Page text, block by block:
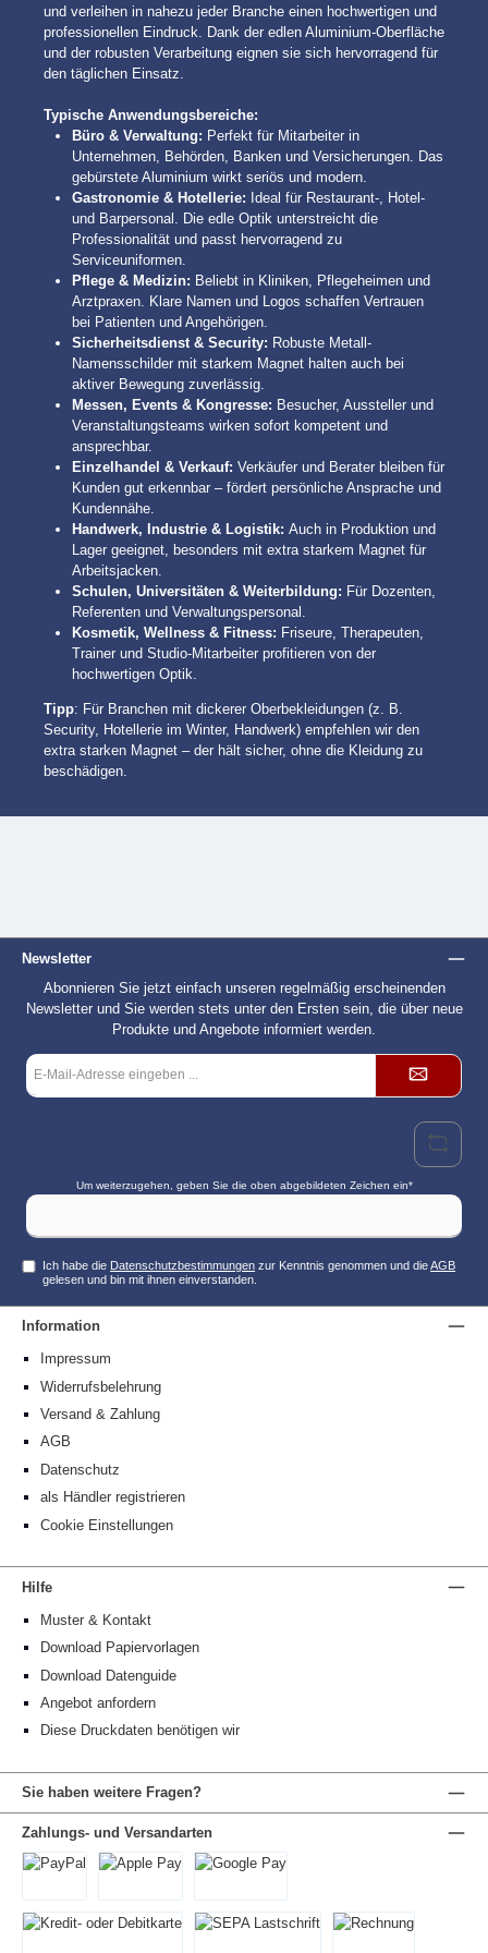
und verleihen in nahezu jeder Branche einen hochwertigen und
professionellen Eindruck. Dank der edlen Aluminium-Oberfläche
und der robusten Verarbeitung eignen sie sich hervorragend für
den täglichen Einsatz.
Typische Anwendungsbereiche:
Büro & Verwaltung: Perfekt für Mitarbeiter in
Unternehmen, Behörden, Banken und Versicherungen. Das
gebürstete Aluminium wirkt seriös und modern.
Gastronomie & Hotellerie: Ideal für Restaurant-, Hotel-
und Barpersonal. Die edle Optik unterstreicht die
Professionalität und passt hervorragend zu
Serviceuniformen.
Pflege & Medizin: Beliebt in Kliniken, Pflegeheimen und
Arztpraxen. Klare Namen und Logos schaffen Vertrauen
bei Patienten und Angehörigen.
Sicherheitsdienst & Security: Robuste Metall-
Namensschilder mit starkem Magnet halten auch bei
aktiver Bewegung zuverlässig.
Messen, Events & Kongresse: Besucher, Aussteller und
Veranstaltungsteams wirken sofort kompetent und
ansprechbar.
Einzelhandel & Verkauf: Verkäufer und Berater bleiben für
Kunden gut erkennbar – fördert persönliche Ansprache und
Kundennähe.
Handwerk, Industrie & Logistik: Auch in Produktion und
Lager geeignet, besonders mit extra starkem Magnet für
Arbeitsjacken.
Schulen, Universitäten & Weiterbildung: Für Dozenten,
Referenten und Verwaltungspersonal.
Kosmetik, Wellness & Fitness: Friseure, Therapeuten,
Trainer und Studio-Mitarbeiter profitieren von der
hochwertigen Optik.
Tipp: Für Branchen mit dickerer Oberbekleidungen (z. B.
Security, Hotellerie im Winter, Handwerk) empfehlen wir den
extra starken Magnet – der hält sicher, ohne die Kleidung zu
beschädigen.
Newsletter
Abonnieren Sie jetzt einfach unseren regelmäßig erscheinenden
Newsletter und Sie werden stets unter den Ersten sein, die über neue
Produkte und Angebote informiert werden.
Um weiterzugehen, geben Sie die oben abgebildeten Zeichen ein*
Ich habe die Datenschutzbestimmungen zur Kenntnis genommen und dieAGB
gelesen und bin mit ihnen einverstanden.
Information
Impressum
Widerrufsbelehrung
Versand & Zahlung
AGB
Datenschutz
als Händler registrieren
Cookie Einstellungen
Hilfe
Muster & Kontakt
Download Papiervorlagen
Download Datenguide
Angebot anfordern
Diese Druckdaten benötigen wir
Sie haben weitere Fragen?
Zahlungs- und Versandarten